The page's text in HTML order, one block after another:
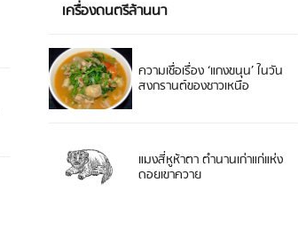
เครื่องดนตรีล้านนา
ความเชื่อเรื่อง ‘แกงขนุน’ ในวัน
สงกรานต์ของชาวเหนือ
แมงสี่หูห้าตา ตำนานเก่าแก่แห่ง
ดอยเขาควาย